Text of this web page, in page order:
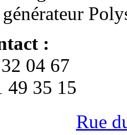
:
04 67
49 35 15
Rue